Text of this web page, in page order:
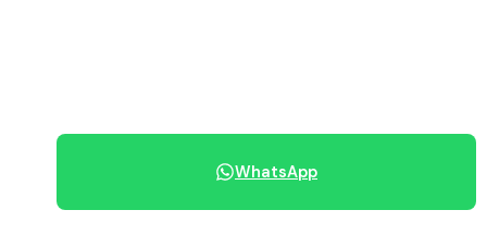
WhatsApp